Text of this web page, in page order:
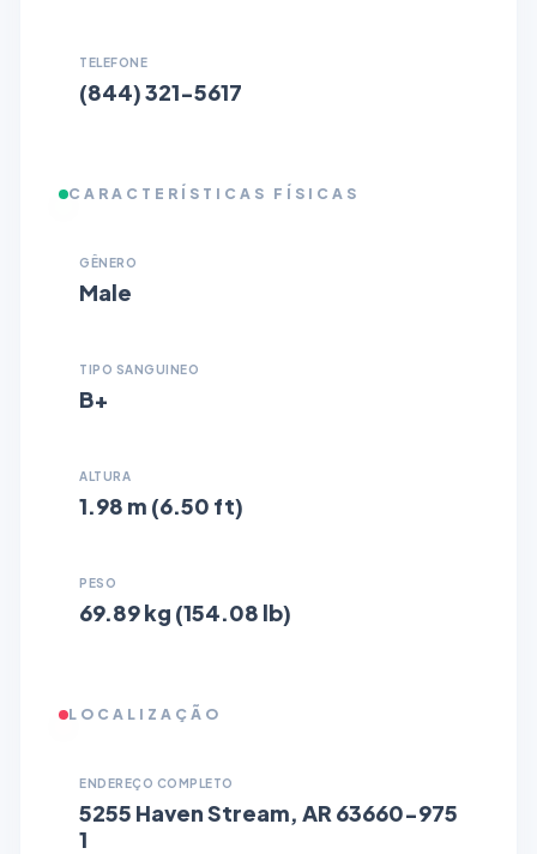
TELEFONE
(844) 321-5617
CARACTERÍSTICAS FÍSICAS
GÊNERO
Male
TIPO SANGUINEO
B+
ALTURA
1.98 m (6.50 ft)
PESO
69.89 kg (154.08 lb)
LOCALIZAÇÃO
ENDEREÇO COMPLETO
5255 Haven Stream, AR 63660-975
1